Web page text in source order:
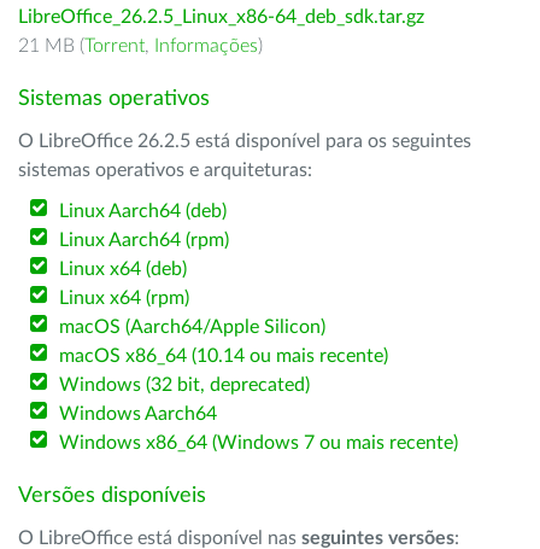
LibreOffice_26.2.5_Linux_x86-64_deb_sdk.tar.gz
21 MB (Torrent, Informações)
Sistemas operativos
O LibreOffice 26.2.5 está disponível para os seguintes
sistemas operativos e arquiteturas:
Linux Aarch64 (deb)
Linux Aarch64 (rpm)
Linux x64 (deb)
Linux x64 (rpm)
macOS (Aarch64/Apple Silicon)
macOS x86_64 (10.14 ou mais recente)
Windows (32 bit, deprecated)
Windows Aarch64
Windows x86_64 (Windows 7 ou mais recente)
Versões disponíveis
O LibreOffice está disponível nas seguintes versões: